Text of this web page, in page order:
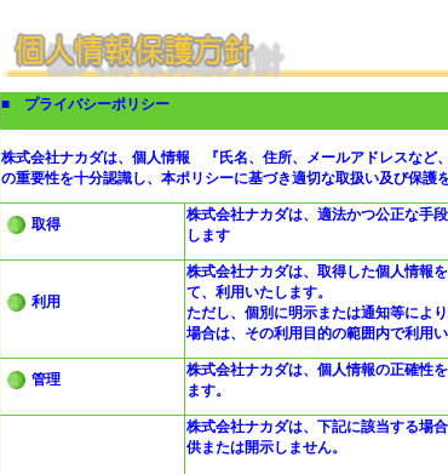
■ プライバシーポリシー
株式会社ナカダは、個人情報 『氏名、住所、メールアドレスな
の重要性を十分認識し、本ポリシーに基づき適切な取扱い及び保護
取得
株式会社ナカダは、適法かつ公正な手
します
利用
株式会社ナカダは、取得した個人情報
て、利用いたします。
ただし、個別に明示または通知等によ
場合は、その利用目的の範囲内で利用い
管理
株式会社ナカダは、個人情報の正確性
ます。
株式会社ナカダは、下記に該当する場
供または開示しません。